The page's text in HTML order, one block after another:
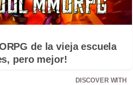
de la vieja escuela
pero mejor!
DISCOVER WITH